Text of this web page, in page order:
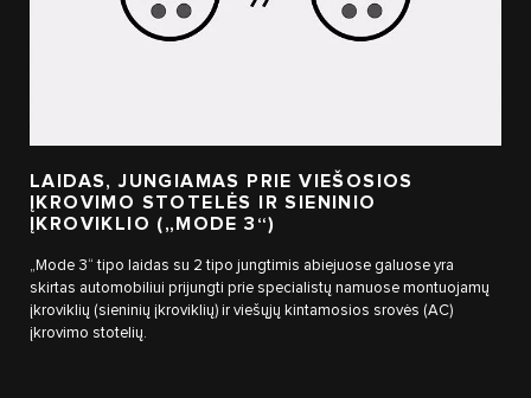
LAIDAS, JUNGIAMAS PRIE VIEŠOSIOS
ĮKROVIMO STOTELĖS IR SIENINIO
ĮKROVIKLIO („MODE 3“)
„Mode 3“ tipo laidas su 2 tipo jungtimis abiejuose galuose yra
skirtas automobiliui prijungti prie specialistų namuose montuojamų
įkroviklių (sieninių įkroviklių) ir viešųjų kintamosios srovės (AC)
įkrovimo stotelių.